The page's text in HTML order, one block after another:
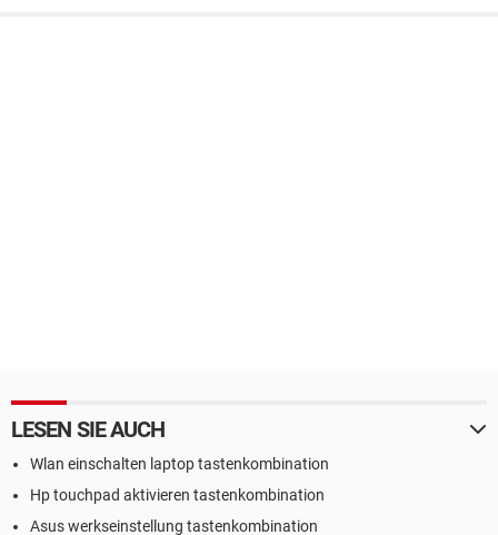
LESEN SIE AUCH
Wlan einschalten laptop tastenkombination
Hp touchpad aktivieren tastenkombination
Asus werkseinstellung tastenkombination